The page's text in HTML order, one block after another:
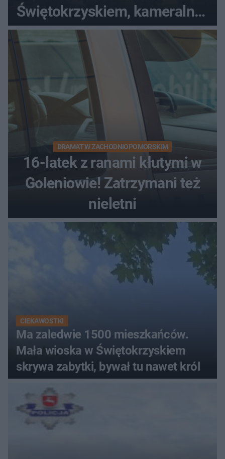
Świętokrzyskiem, kameralny i
bez tłumów
DRAMAT W ZACHODNIOPOMORSKIM
16-latek z ranami kłutymi w
Goleniowie! Zatrzymani też
nieletni
CIEKAWOSTKI
Ma zaledwie 1500 mieszkańców.
Mała wioska w Świętokrzyskiem
skrywa zabytki, bywał tu nawet król